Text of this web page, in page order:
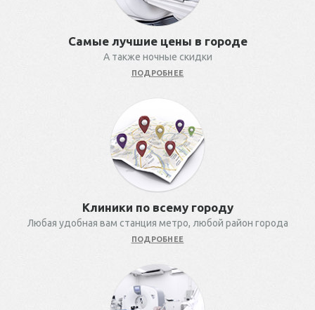
Самые лучшие цены в городе
А также ночные скидки
ПОДРОБНЕЕ
Клиники по всему городу
Любая удобная вам станция метро, любой район города
ПОДРОБНЕЕ